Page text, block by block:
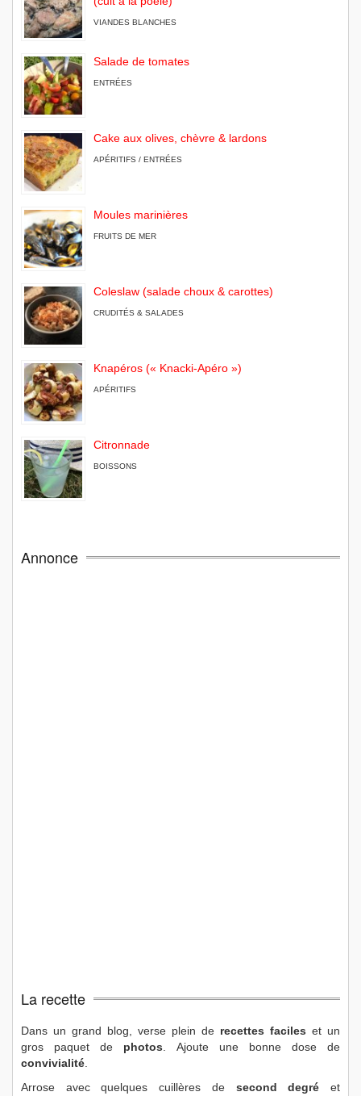
VIANDES BLANCHES
Salade de tomates
ENTRÉES
Cake aux olives, chèvre & lardons
APÉRITIFS / ENTRÉES
Moules marinières
FRUITS DE MER
Coleslaw (salade choux & carottes)
CRUDITÉS & SALADES
Knapéros (« Knacki-Apéro »)
APÉRITIFS
Citronnade
BOISSONS
Annonce
La recette
Dans un grand blog, verse plein de recettes faciles et un
gros paquet de photos . Ajoute une bonne dose de
convivialité
Arrose avec quelques cuillères de second degré et